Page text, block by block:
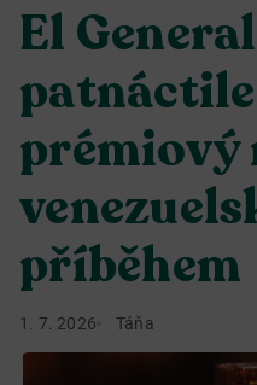
El
prémiový
příběhem
1. 7. 2026 Táňa